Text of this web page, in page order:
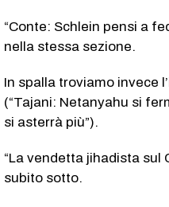
“Conte: Schlein pensi a
nella stessa sezione.
In spalla troviamo invece
(“Tajani: Netanyahu si
si asterrà più”).
“La vendetta jihadista sul
subito sotto.